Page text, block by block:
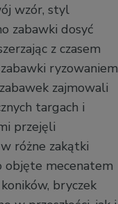
wzór, styl
zabawki dosyć
z czasem
ryzowaniem
zajmowali
targach i
przejęli
różne zakątki
objęte mecenatem
bryczek